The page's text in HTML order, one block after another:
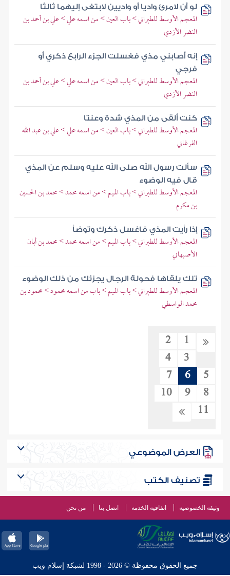
لو أن لامرئ واديا أو واديين لابتغى إليهما ثالثا
المعجم الأوسط للطبراني > باب العين > من اسمه علي > علي بن أحمد بن
النضر الأزدي
إنه أصابني مذي فغسلت الجزء الرابع ذكري أو
فرجي
المعجم الأوسط للطبراني > باب العين > من اسمه علي > علي بن أحمد بن
النضر الأزدي
كنت ألقى من المذي شدة وعنتا
المعجم الأوسط للطبراني > باب العين > من اسمه علي > علي بن عبد الله
الفرغاني
سألت رسول الله صلى الله عليه وسلم عن المذي
قال فيه الوضوء
المعجم الأوسط للطبراني > باب الميم > من اسمه محمد > محمد بن الحسين
بن مكرم
إذا رأيت المذي فاغسل ذكرك وتوضأ
المعجم الأوسط للطبراني > باب الميم > من اسمه محمد > محمد بن أبان
الأصبهاني
تلك يلقاها فحولة الرجال يجزئك من ذلك الوضوء
المعجم الأوسط للطبراني > باب الميم > باب من اسمه محمود > محمود بن
محمد الواسطي
1
2
3
4
5
6
7
8
9
10
11
العرض الموضوعي
تصنيف الكتب
وثيقة الخصوصية اتفاقية الخدمة اتصل بنا من نحن
جميع الحقوق محفوظة © 2026 - 1998 لشبكة إسلام ويب